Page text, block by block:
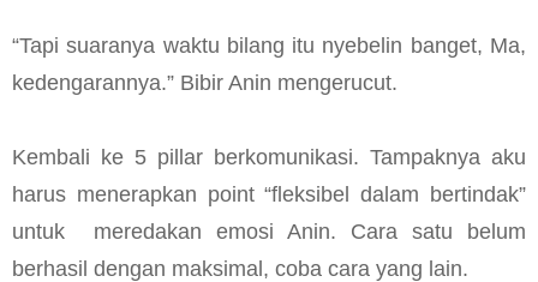
“Tapi suaranya waktu bilang itu nyebelin banget, Ma,
kedengarannya.” Bibir Anin mengerucut.
Kembali ke 5 pillar berkomunikasi. Tampaknya aku
harus menerapkan point “fleksibel dalam bertindak”
untuk meredakan emosi Anin. Cara satu belum
berhasil dengan maksimal, coba cara yang lain.